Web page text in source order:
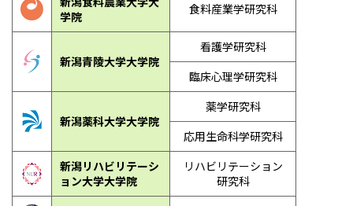
学院
食料産業学研究科
新潟青陵大学大学院
看護学研究科
臨床心理学研究科
新潟薬科大学大学院
薬学研究科
応用生命科学研究科
新潟リハビリテーシ
ョン大学大学院
リハビリテーション
研究科